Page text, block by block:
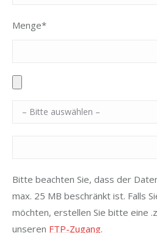
Menge*
Bitte beachten Sie, dass der
max. 25 MB beschränkt ist. Falls
möchten, erstellen Sie bitte eine
unseren FTP-Zugang.